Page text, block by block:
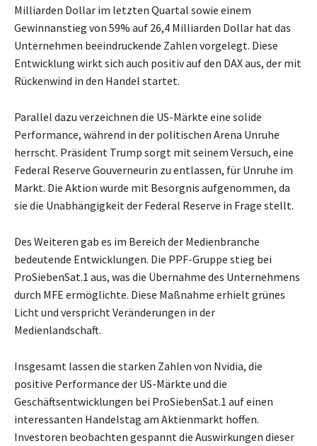
Milliarden Dollar im letzten Quartal sowie einem
Gewinnanstieg von 59% auf 26,4 Milliarden Dollar hat das
Unternehmen beeindruckende Zahlen vorgelegt. Diese
Entwicklung wirkt sich auch positiv auf den DAX aus, der mit
Rückenwind in den Handel startet.
Parallel dazu verzeichnen die US-Märkte eine solide
Performance, während in der politischen Arena Unruhe
herrscht. Präsident Trump sorgt mit seinem Versuch, eine
Federal Reserve Gouverneurin zu entlassen, für Unruhe im
Markt. Die Aktion wurde mit Besorgnis aufgenommen, da
sie die Unabhängigkeit der Federal Reserve in Frage stellt.
Des Weiteren gab es im Bereich der Medienbranche
bedeutende Entwicklungen. Die PPF-Gruppe stieg bei
ProSiebenSat.1 aus, was die Übernahme des Unternehmens
durch MFE ermöglichte. Diese Maßnahme erhielt grünes
Licht und verspricht Veränderungen in der
Medienlandschaft.
Insgesamt lassen die starken Zahlen von Nvidia, die
positive Performance der US-Märkte und die
Geschäftsentwicklungen bei ProSiebenSat.1 auf einen
interessanten Handelstag am Aktienmarkt hoffen.
Investoren beobachten gespannt die Auswirkungen dieser